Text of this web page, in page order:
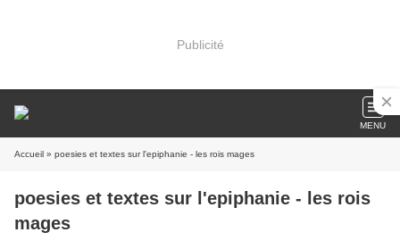
Publicité
MENU
Accueil » poesies et textes sur l'epiphanie - les rois mages
poesies et textes sur l'epiphanie - les rois
mages